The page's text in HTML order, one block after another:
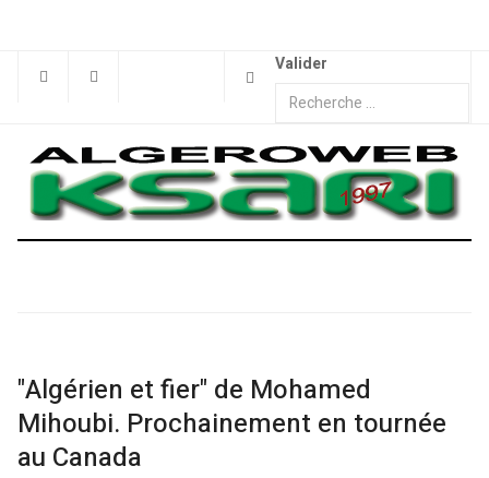
Valider
"Algérien et fier" de Mohamed
Mihoubi. Prochainement en tournée
au Canada